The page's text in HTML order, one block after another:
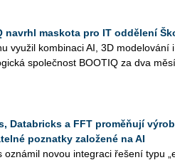
navrhl maskota pro IT oddělení
vy­u­žil kom­bi­na­ci AI, 3D mo­de­lo­vá­ní
spo­leč­nost BO­O­TIQ za dva
Databricks a FFT proměňují
poznatky založené na AI
ozná­mil novou in­te­gra­ci ře­še­ní typu